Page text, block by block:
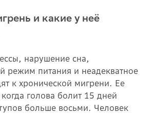
и какие у неё
нарушение сна,
режим питания и неадекватное
к хронической мигрени. Ее
когда голова болит 15 дней
больше восьми. Человек